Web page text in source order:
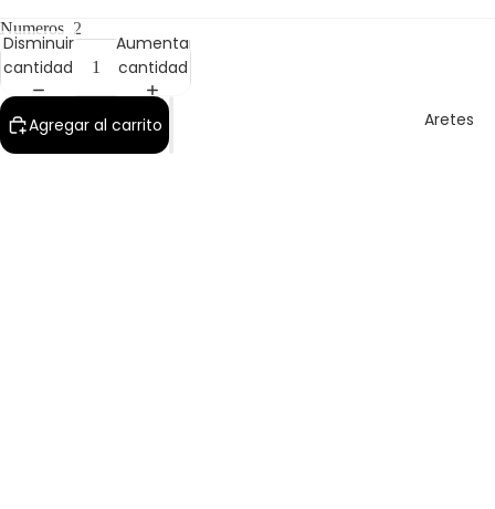
Aretes
Numeros 2
Disminuir
cantidad
Aumentar
cantidad
Agregar al carrito